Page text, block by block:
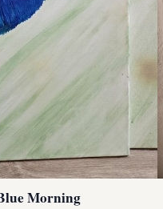
Morning